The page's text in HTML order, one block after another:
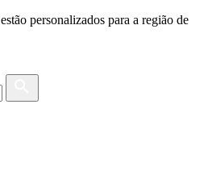
estão personalizados para a região de